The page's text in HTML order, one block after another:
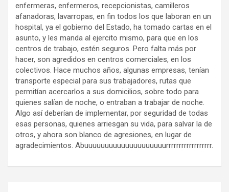
enfermeras, enfermeros, recepcionistas, camilleros
afanadoras, lavarropas, en fin todos los que laboran en un
hospital, ya el gobierno del Estado, ha tomado cartas en el
asunto, y les manda al ejercito mismo, para que en los
centros de trabajo, estén seguros. Pero falta más por
hacer, son agredidos en centros comerciales, en los
colectivos. Hace muchos años, algunas empresas, tenían
transporte especial para sus trabajadores, rutas que
permitían acercarlos a sus domicilios, sobre todo para
quienes salían de noche, o entraban a trabajar de noche.
Algo así deberían de implementar, por seguridad de todas
esas personas, quienes arriesgan su vida, para salvar la de
otros, y ahora son blanco de agresiones, en lugar de
agradecimientos. Abuuuuuuuuuuuuuuuuuuuurrrrrrrrrrrrrrrrrr.